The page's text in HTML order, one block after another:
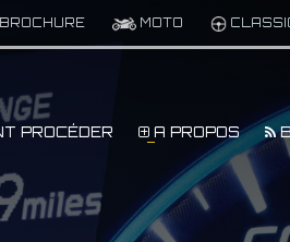
BROCHURE MOTO
PROCÉDER A PROPOS